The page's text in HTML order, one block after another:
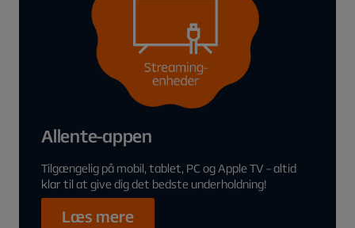
Allente-appen
Tilgængelig på mobil, tablet, PC og Apple TV – altid
klar til at give dig det bedste underholdning!
Læs mere